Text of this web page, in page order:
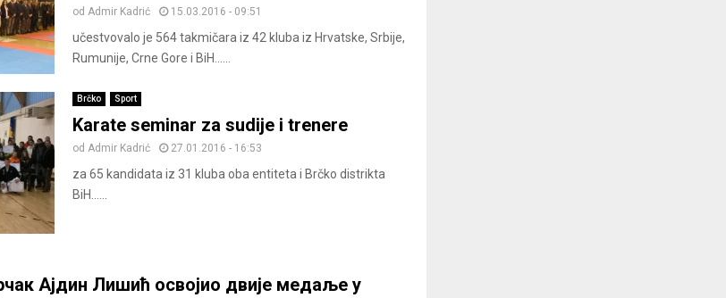
od Admir Kadrić 15.03.2016 - 09:51
učestvovalo je 564 takmičara iz 42 kluba iz Hrvatske, Srbije,
Rumunije, Crne Gore i BiH......
Brčko Sport
Karate seminar za sudije i trenere
od Admir Kadrić 27.01.2016 - 16:53
za 65 kandidata iz 31 kluba oba entiteta i Brčko distrikta
BiH......
Ајдин Лишић освојио двије медаље у